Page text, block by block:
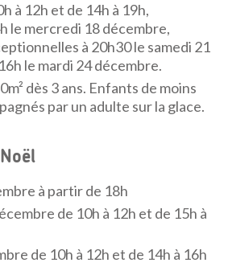
à 12h et de 14h à 19h,
le mercredi 18 décembre,
à 20h30 le samedi 21
le mardi 24 décembre.
dès 3 ans. Enfants de moins
par un adulte sur la glace.
à partir de 18h
de 10h à 12h et de 15h à
de 10h à 12h et de 14h à 16h